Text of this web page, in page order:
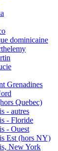
dominicaine
Grenadines
Quebec)
- autres
- Floride
- Ouest
Est (hors NY)
New York